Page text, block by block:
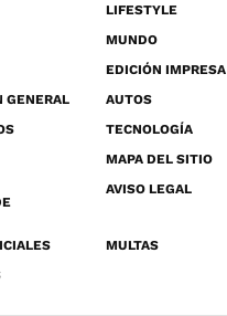
LIFESTYLE
MUNDO
EDICIÓN IMPRESA
GENERAL
AUTOS
TECNOLOGÍA
MAPA DEL SITIO
AVISO LEGAL
MULTAS